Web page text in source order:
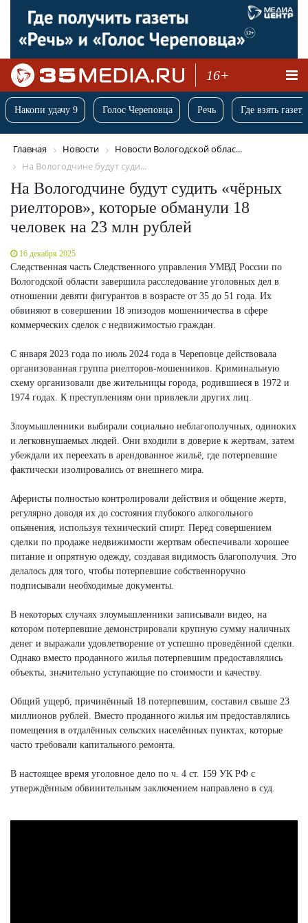
16+
Накопи удачу 9 Голос Череповца Речь Где взять
Главная Новости
Новости Вологодской облас...
На Вологодчине будут суди...
На Вологодчине будут судить «чёрных
риелторов», которые обманули 18
человек на 23 млн рублей
16 декабря 2025
Следственная часть Следственного управления УМВД России по
Вологодской области завершила расследование уголовных дел в
отношении девяти фигурантов в возрасте от 35 до 51 года. Их
обвиняют в совершении 18 эпизодов мошенничества в сфере
коммерческих сделок с недвижимостью граждан.
С января 2023 года по июль 2024 года в Череповце действовала
организованная группа риелторов-мошенников. Криминальную
схему организовали две жительницы города, родившиеся в 1972 и
1974 годах. К преступлениям они привлекли других лиц.
Злоумышленники выбирали социально неблагополучных, одиноких
и легковнушаемых людей. Они входили в доверие к жертвам, затем
убеждали их переехать в арендованное жильё, где потерпевшие
фактически изолировались от внешнего мира.
Аферисты полностью контролировали действия и общение жертв,
регулярно доводя их до состояния глубокого алкогольного
опьянения, используя технический спирт. Перед совершением
сделки по продаже недвижимости жертвам обеспечивали хорошее
питание и опрятную одежду, создавая видимость благополучия. Это
делалось для того, чтобы потерпевшие собственноручно
подписывали необходимые документы.
В некоторых случаях злоумышленники записывали видео, на
котором потерпевшие демонстрировали крупную сумму наличных
денег и выражали удовлетворение от успешно проведённой сделки.
Однако вместо проданного жилья потерпевшим предоставлялись
объекты, значительно уступающие по стоимости и качеству.
Общий ущерб, причинённый 18 потерпевшим, составил свыше 23
миллионов рублей. Вместо проданного жилья им предоставлялись
помещения в отдалённых сельских населённых пунктах, которые
часто требовали капитального ремонта.
В настоящее время уголовное дело по ч. 4 ст. 159 УК РФ с
утверждённым обвинительным заключением направлено в суд.